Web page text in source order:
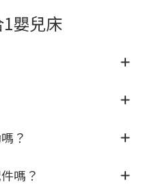
嬰兒床
？
嗎？